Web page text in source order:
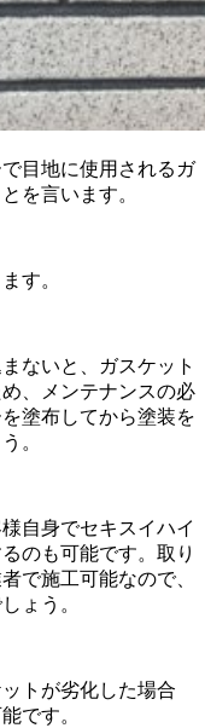
目地に使用されるガ
を言います。
す。
ないと、ガスケット
、メンテナンスの必
塗布してから塗装を
。
自身でセキスイハイ
のも可能です。取り
で施工可能なので、
ょう。
トが劣化した場合
です。